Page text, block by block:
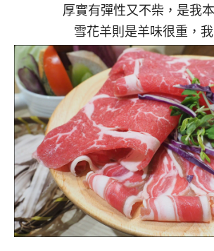
厚實有彈性又不柴，是我
雪花羊則是羊味很重，